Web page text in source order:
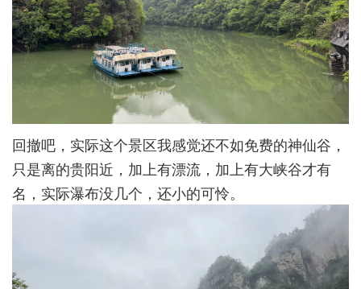
回撤吧，实际这个景区我感觉还不如免费的神仙谷，
只是离的贵阳近，加上有漂流，加上有大峡谷才有
名，实际瀑布没几个，还小的可怜。